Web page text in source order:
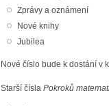
Zprávy a oznámení
Nové knihy
Jubilea
Nové číslo bude k dostání v
Starší čísla Pokroků